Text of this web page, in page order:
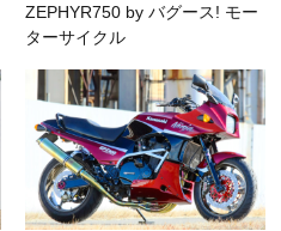
ZEPHYR750 by バグース! モー
ターサイクル